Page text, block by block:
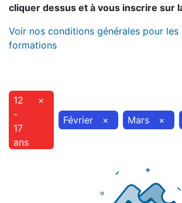
cliquer dessus et à vous inscrire sur
Voir nos conditions générales pour les
formations
12
-
17
ans
×
Février
× Mars ×